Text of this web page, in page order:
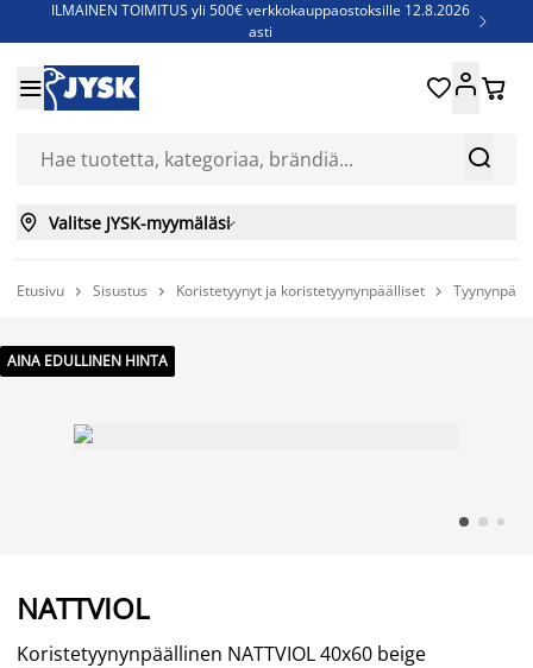
ILMAINEN TOIMITUS yli 500€ verkkokauppaostoksille 12.8.2026
asti

Jenkkisänkyjä - Säästä jopa 60%


 
 Valitse JYSK-myymäläsi
Etusivu  Sisustus  Koristetyynyt ja koristetyynynpäälliset 
AINA EDULLINEN HINTA
NATTVIOL
Koristetyynynpäällinen NATTVIOL 40x60 beige